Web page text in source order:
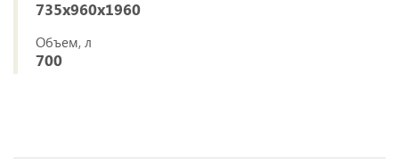
735х960х1960
Объем, л
700